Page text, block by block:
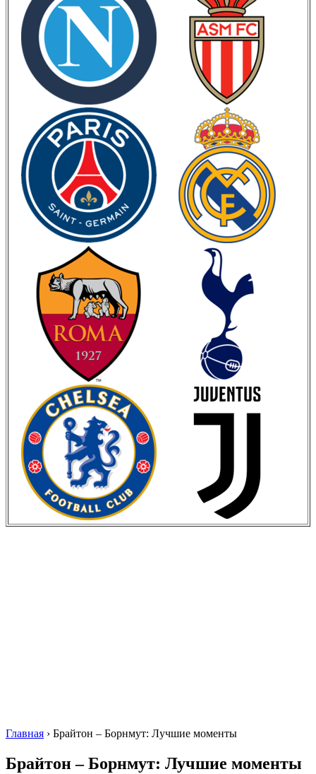
Главная › Брайтон – Борнмут: Лучшие моменты
Брайтон – Борнмут: Лучшие моменты